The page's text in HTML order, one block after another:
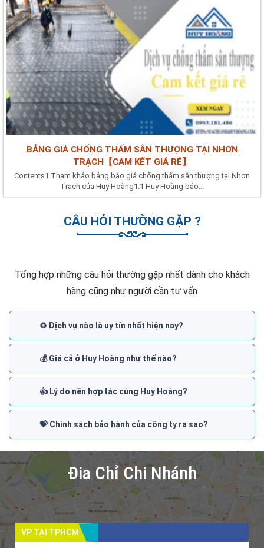
BẢNG GIÁ CHỐNG THẤM SÂN THƯỢNG TẠI NHƠN
TRẠCH【CAM KẾT GIÁ RẺ】
Contents1 Tham khảo bảng báo giá chống thấm sân thượng tại Nhơn
Trạch của Huy Hoàng1.1 Huy Hoàng báo...
CÂU HỎI THƯỜNG GẶP ?
Tổng hợp những câu hỏi thường gặp nhất dành cho khách
hàng cũng như người cần tư vấn
♻️ Dịch vụ nào là uy tín nhất hiện nay?
💰 Giá cả ở Huy Hoàng như thế nào?
👍 Lý do nên hợp tác cùng Huy Hoàng?
💝 Chính sách bảo hành của công ty ra sao?
Đia Chỉ Chi Nhánh
VP TẠI TPHCM